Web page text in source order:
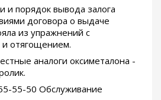
и порядок вывода залога
договора о выдаче
из упражнений с
отягощением.
аналоги оксиметалона -
55-50 Обслуживание